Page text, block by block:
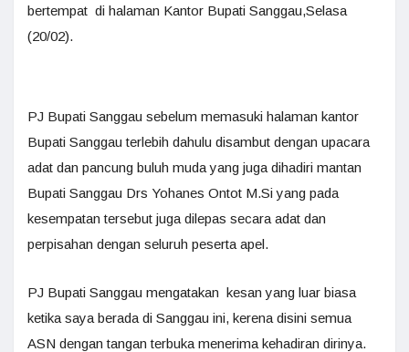
bertempat di halaman Kantor Bupati Sanggau,Selasa
(20/02).
PJ Bupati Sanggau sebelum memasuki halaman kantor
Bupati Sanggau terlebih dahulu disambut dengan upacara
adat dan pancung buluh muda yang juga dihadiri mantan
Bupati Sanggau Drs Yohanes Ontot M.Si yang pada
kesempatan tersebut juga dilepas secara adat dan
perpisahan dengan seluruh peserta apel.
PJ Bupati Sanggau mengatakan kesan yang luar biasa
ketika saya berada di Sanggau ini, kerena disini semua
ASN dengan tangan terbuka menerima kehadiran dirinya.